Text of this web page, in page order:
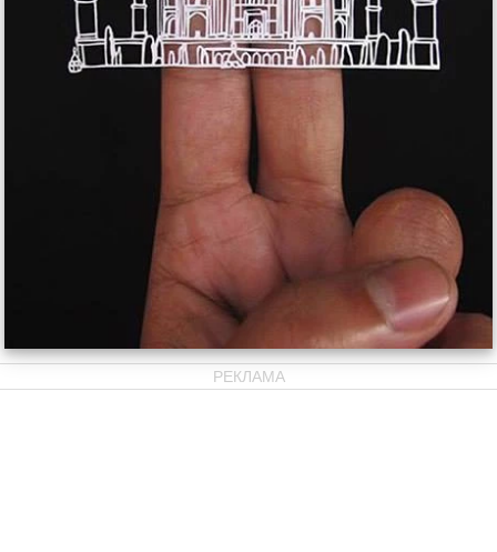
РЕКЛАМА